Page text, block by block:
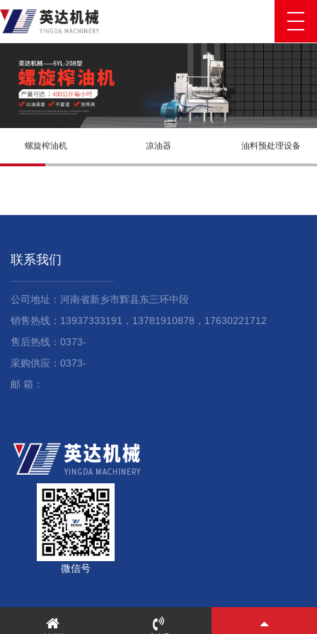
螺旋榨油机 凉油器 油料预处理设备
联系我们
公司地址：河南省新乡市辉县东三环中段
销售热线：13937333191，13781910878，17630221712
售后热线：0373-
采购供应：0373-
邮 箱：
微信号